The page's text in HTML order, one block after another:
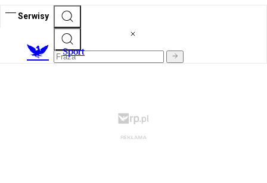
Serwisy
Sport